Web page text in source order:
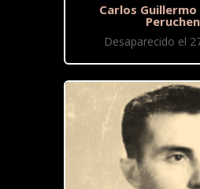
Carlos
Desaparecido el